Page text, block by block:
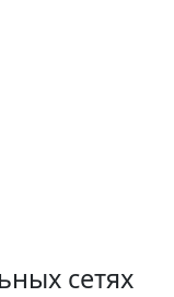
сетях